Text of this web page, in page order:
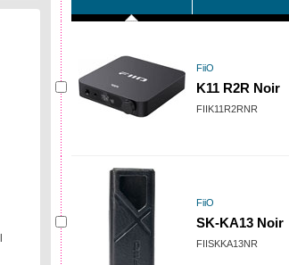
FiiO
K11 R2R Noir
FIIK11R2RNR
FiiO
SK-KA13 Noir
FIISKKA13NR